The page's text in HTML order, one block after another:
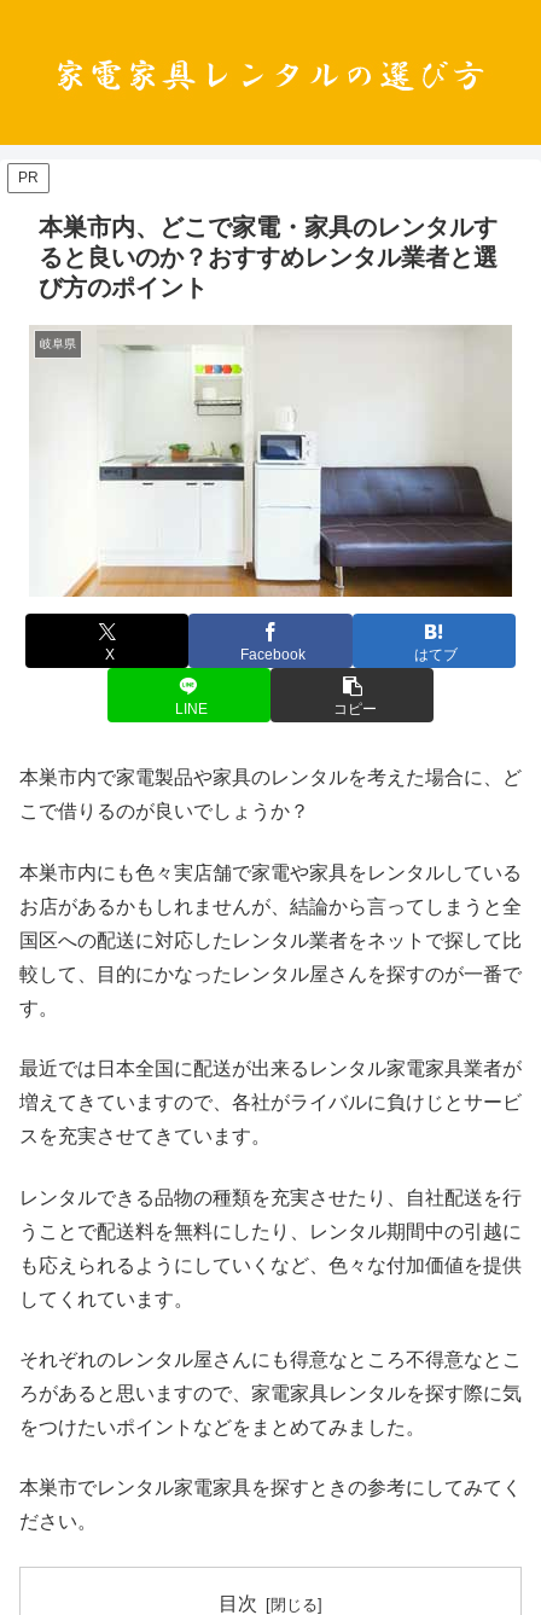
PR
本巣市内、どこで家電・家具のレンタルす
ると良いのか？おすすめレンタル業者と選
び方のポイント
岐阜県
X Facebook はてブ
LINE コピー
本巣市内で家電製品や家具のレンタルを考えた場合に、ど
こで借りるのが良いでしょうか？
本巣市内にも色々実店舗で家電や家具をレンタルしている
お店があるかもしれませんが、結論から言ってしまうと全
国区への配送に対応したレンタル業者をネットで探して比
較して、目的にかなったレンタル屋さんを探すのが一番で
す。
最近では日本全国に配送が出来るレンタル家電家具業者が
増えてきていますので、各社がライバルに負けじとサービ
スを充実させてきています。
レンタルできる品物の種類を充実させたり、自社配送を行
うことで配送料を無料にしたり、レンタル期間中の引越に
も応えられるようにしていくなど、色々な付加価値を提供
してくれています。
それぞれのレンタル屋さんにも得意なところ不得意なとこ
ろがあると思いますので、家電家具レンタルを探す際に気
をつけたいポイントなどをまとめてみました。
本巣市でレンタル家電家具を探すときの参考にしてみてく
ださい。
目次